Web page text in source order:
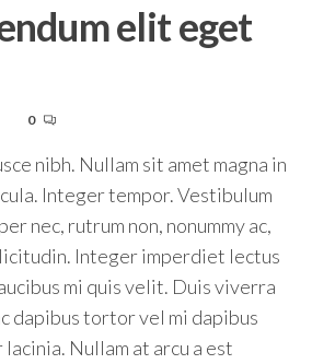
elit eget
0
nibh. Nullam sit amet magna in
Integer tempor. Vestibulum
nec, rutrum non, nonummy ac,
Integer imperdiet lectus
mi quis velit. Duis viverra
dapibus tortor vel mi dapibus
Nullam at arcu a est